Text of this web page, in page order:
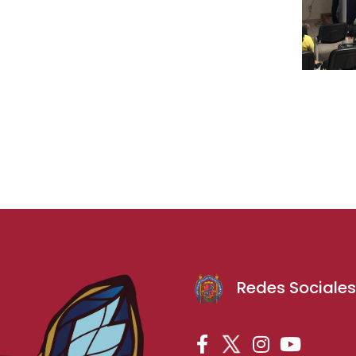
Redes Sociales